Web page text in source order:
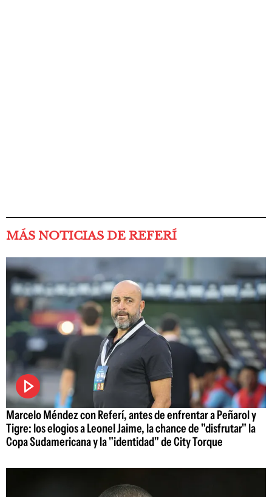
MÁS NOTICIAS DE REFERÍ
Marcelo Méndez con Referí, antes de enfrentar a Peñarol y
Tigre: los elogios a Leonel Jaime, la chance de "disfrutar" la
Copa Sudamericana y la "identidad" de City Torque